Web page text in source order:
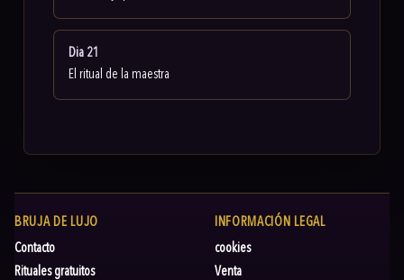
Dia 21
El ritual de la maestra
BRUJA DE LUJO
Contacto
Rituales gratuitos
INFORMACIÓN LEGAL
cookies
Venta